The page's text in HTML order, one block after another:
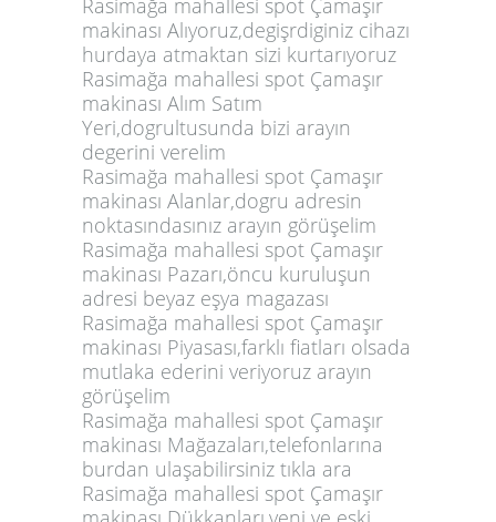
makinası Alıyoruz,degişrdiginiz cihazı
hurdaya atmaktan sizi kurtarıyoruz
Rasimağa mahallesi spot Çamaşır
makinası Alım Satım
Yeri,dogrultusunda bizi arayın
degerini verelim
Rasimağa mahallesi spot Çamaşır
makinası Alanlar,dogru adresin
noktasındasınız arayın görüşelim
Rasimağa mahallesi spot Çamaşır
makinası Pazarı,öncu kuruluşun
adresi beyaz eşya magazası
Rasimağa mahallesi spot Çamaşır
makinası Piyasası,farklı fiatları olsada
mutlaka ederini veriyoruz arayın
görüşelim
Rasimağa mahallesi spot Çamaşır
makinası Mağazaları,telefonlarına
burdan ulaşabilirsiniz tıkla ara
Rasimağa mahallesi spot Çamaşır